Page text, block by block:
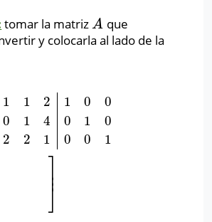
tomar la matrizA
A que
y colocarla al lado de la
1
0
2
1
1
2
2
4
1
1
0
0
0
1
0
0
0
1
⎤
⎦⎥⎥
12 00 14 10 1 1]